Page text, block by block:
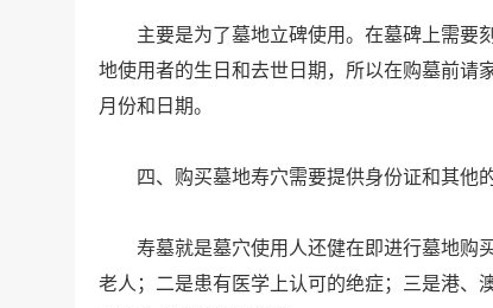
主要是为了墓地立碑使用。在墓碑上需要刻
地使用者的生日和去世日期，所以在购墓前请
月份和日期。
四、购买墓地寿穴需要提供身份证和其他
寿墓就是墓穴使用人还健在即进行墓地购买
老人；二是患有医学上认可的绝症；三是港、